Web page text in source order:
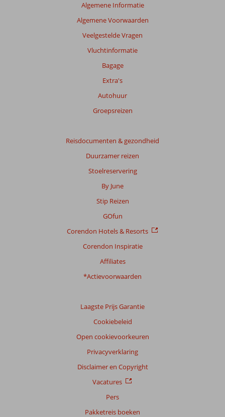
Algemene Informatie
Algemene Voorwaarden
Veelgestelde Vragen
Vluchtinformatie
Bagage
Extra's
Autohuur
Groepsreizen
Reisdocumenten & gezondheid
Duurzamer reizen
Stoelreservering
By June
Stip Reizen
GOfun
Corendon Hotels & Resorts
Corendon Inspiratie
Affiliates
*Actievoorwaarden
Laagste Prijs Garantie
Cookiebeleid
Open cookievoorkeuren
Privacyverklaring
Disclaimer en Copyright
Vacatures
Pers
Pakketreis boeken